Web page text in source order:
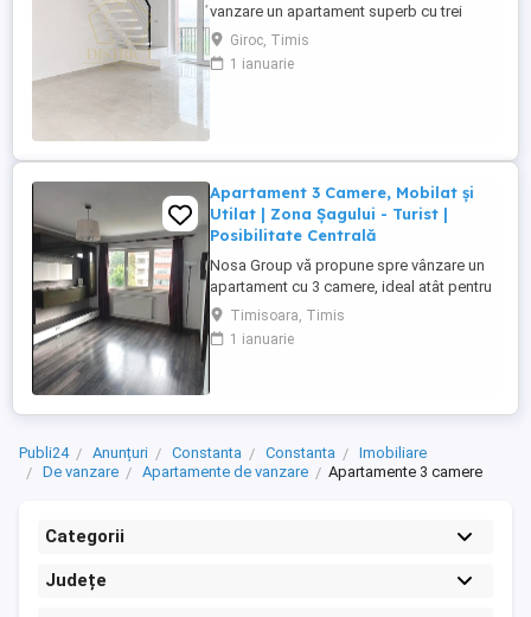
vanzare un apartament superb cu trei
camere si finisaje premium situat in Giroc,
avand in proximitate statie de transport in
comun si numeroase centre comerciale
Giroc, Timis
1 ianuarie
Apartament 3 Camere, Mobilat și
Utilat | Zona Șagului - Turist |
Posibilitate Centrală
Nosa Group vă propune spre vânzare un
apartament cu 3 camere, ideal atât pentru
locuit, cât și pentru investiție, situat în
zona Șagului - Turist. Apartamentul se află
la etajul 3, este de tip confort 2 și dispune
pentru a ...
Timisoara, Timis
1 ianuarie
Publi24 Anunțuri Constanta Constanta
Imobiliare
De vanzare
Apartamente de vanzare Apartamente 3 camere
Categorii
Județe